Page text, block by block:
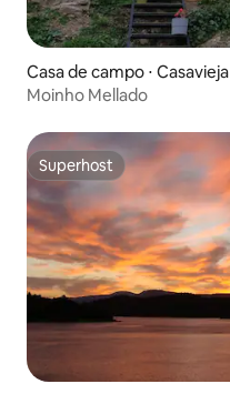
Casa de campo ⋅ Casavieja
Moinho Mellado
Superhost
Superhost